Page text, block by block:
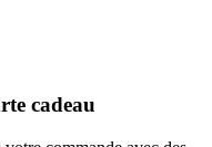
cadeau